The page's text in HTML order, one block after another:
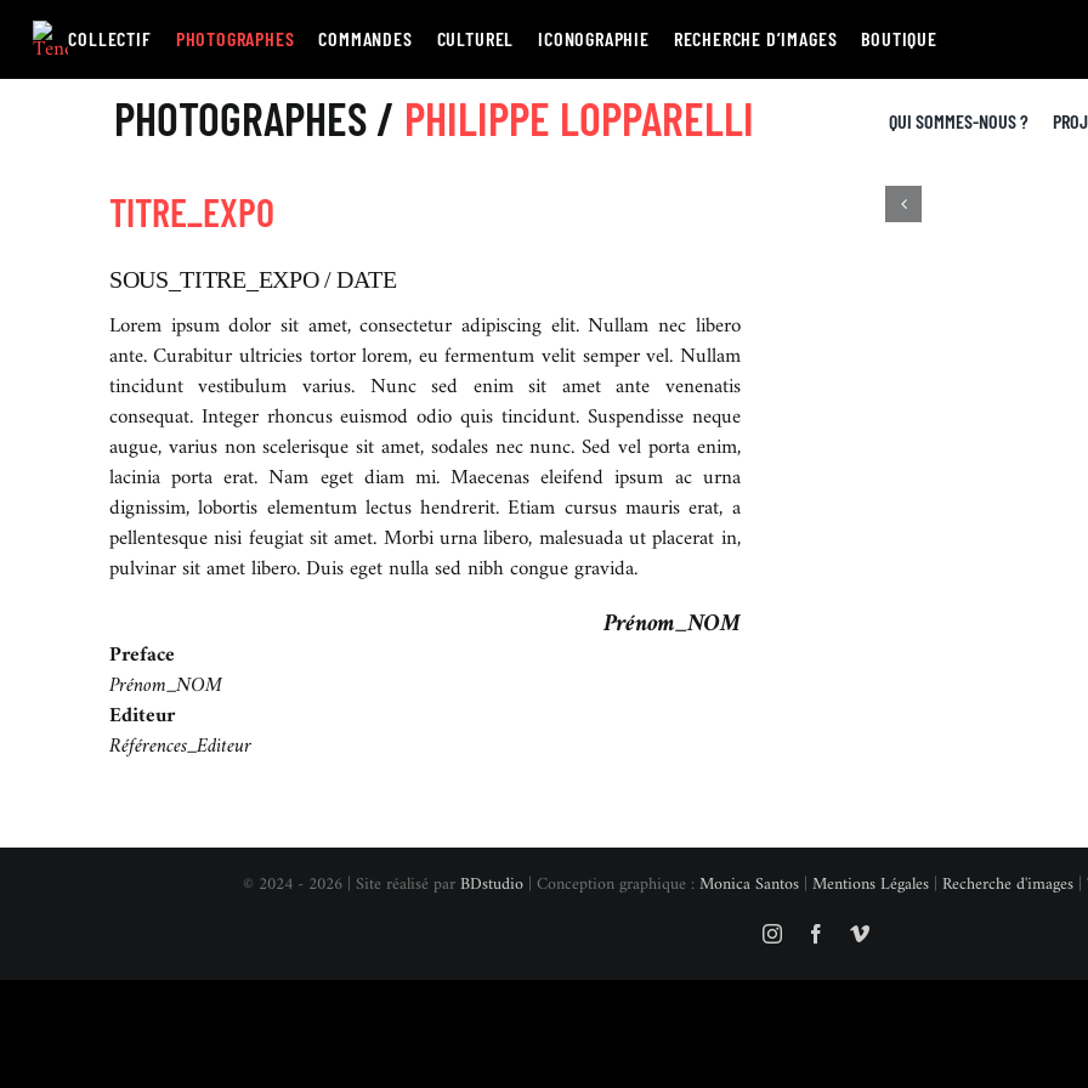
Passer
contenu
COLLECTIF PHOTOGRAPHES COMMANDES CULTUREL ICONOGRAPHIE RECHERCHE D’IMAGES BOUTIQUE
PHOTOGRAPHES / PHILIPPE LOPPARELLI QUI SOMMES-NOUS ?
TITRE_EXPO
SOUS_TITRE_EXPO / DATE
Lorem ipsum dolor sit amet, consectetur adipiscing elit. Nullam nec libero
ante. Curabitur ultricies tortor lorem, eu fermentum velit semper vel. Nullam
tincidunt vestibulum varius. Nunc sed enim sit amet ante venenatis
consequat. Integer rhoncus euismod odio quis tincidunt. Suspendisse neque
augue, varius non scelerisque sit amet, sodales nec nunc. Sed vel porta enim,
lacinia porta erat. Nam eget diam mi. Maecenas eleifend ipsum ac urna
dignissim, lobortis elementum lectus hendrerit. Etiam cursus mauris erat, a
pellentesque nisi feugiat sit amet. Morbi urna libero, malesuada ut placerat in,
pulvinar sit amet libero. Duis eget nulla sed nibh congue gravida.
Prénom_NOM
Preface
Prénom_NOM
Editeur
Références_Editeur
© 2024 - 2026 | Site réalisé parBDstudio | Conception graphique : Monica Santos | Mentions Légales | Recherche d'images |
InstagramFacebookVimeo